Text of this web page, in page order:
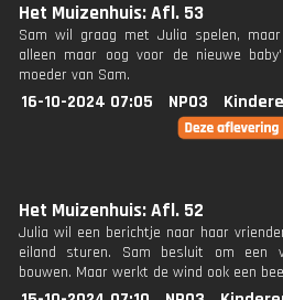
Het Muizenhuis: Afl. 53
Sam wil graag met Julia spelen,
alleen maar oog voor de nieuwe
moeder van Sam.
16-10-2024 07:05 NPO3
Het Muizenhuis: Afl. 52
Julia wil een berichtje naar haar
eiland sturen. Sam besluit om een
bouwen. Maar werkt de wind ook een